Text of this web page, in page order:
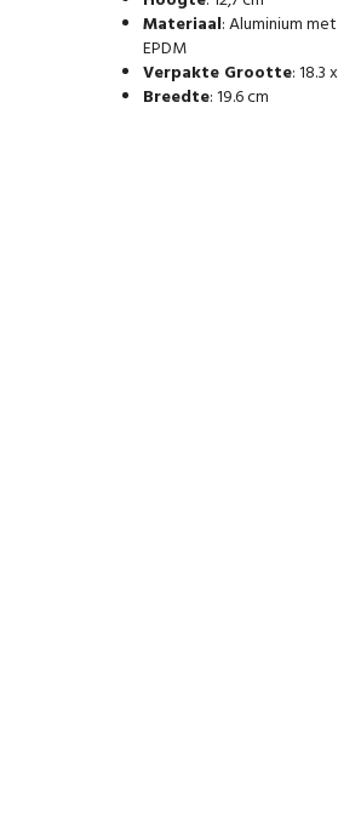
Materiaal: Aluminium
EPDM
Verpakte Grootte: 18.3
Breedte: 19.6 cm